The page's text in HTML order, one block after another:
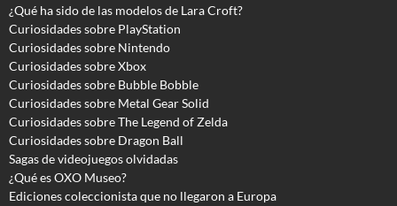
¿Qué ha sido de las modelos de Lara Croft?
Curiosidades sobre PlayStation
Curiosidades sobre Nintendo
Curiosidades sobre Xbox
Curiosidades sobre Bubble Bobble
Curiosidades sobre Metal Gear Solid
Curiosidades sobre The Legend of Zelda
Curiosidades sobre Dragon Ball
Sagas de videojuegos olvidadas
¿Qué es OXO Museo?
Ediciones coleccionista que no llegaron a Europa